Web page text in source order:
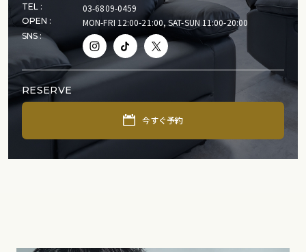
TEL : 03-6809-0459
OPEN : MON-FRI 12:00-21:00, SAT-SUN 11:00-20:00
SNS :
RESERVE
今すぐ予約